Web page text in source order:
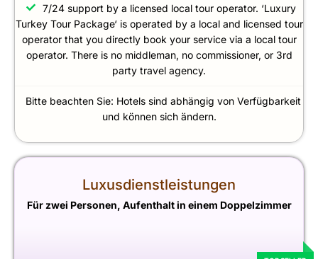
7/24 support by a licensed local tour operator. ‘Luxury
Turkey Tour Package‘ is operated by a local and licensed tour
operator that you directly book your service via a local tour
operator. There is no middleman, no commissioner, or 3rd
party travel agency.
Bitte beachten Sie: Hotels sind abhängig von Verfügbarkeit
und können sich ändern.
Luxusdienstleistungen
Für zwei Personen, Aufenthalt in einem Doppelzimmer